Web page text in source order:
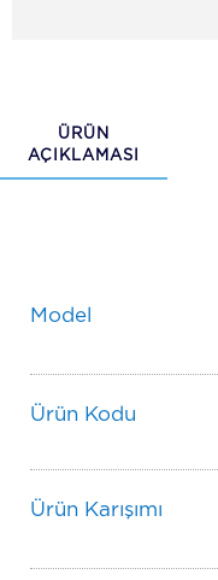
ÜRÜN
AÇIKLAMASI
Model
Ürün Kodu
Ürün Karışımı